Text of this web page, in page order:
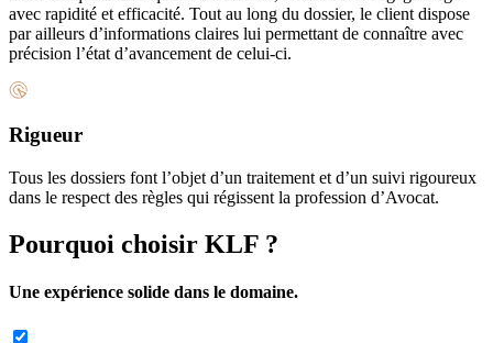
avec rapidité et efficacité. Tout au long du dossier, le client dispose
par ailleurs d’informations claires lui permettant de connaître avec
précision l’état d’avancement de celui-ci.
Rigueur
Tous les dossiers font l’objet d’un traitement et d’un suivi rigoureux
dans le respect des règles qui régissent la profession d’Avocat.
Pourquoi choisir KLF ?
Une expérience solide dans le domaine.